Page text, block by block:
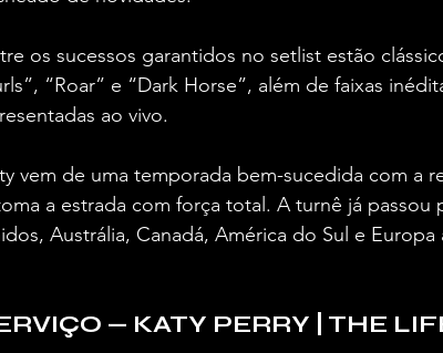
os sucessos garantidos no setlist estão
“Roar” e “Dark Horse”, além de faixas
ao vivo.
vem de uma temporada bem-sucedida com a
a estrada com força total. A turnê já
Austrália, Canadá, América do Sul e
— KATY PERRY | THE